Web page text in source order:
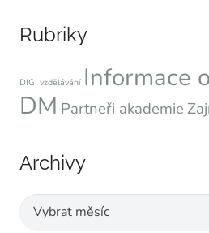
Rubriky
DIGI vzdělávání Informace
DM Partneři akademie
Archivy
Archivy